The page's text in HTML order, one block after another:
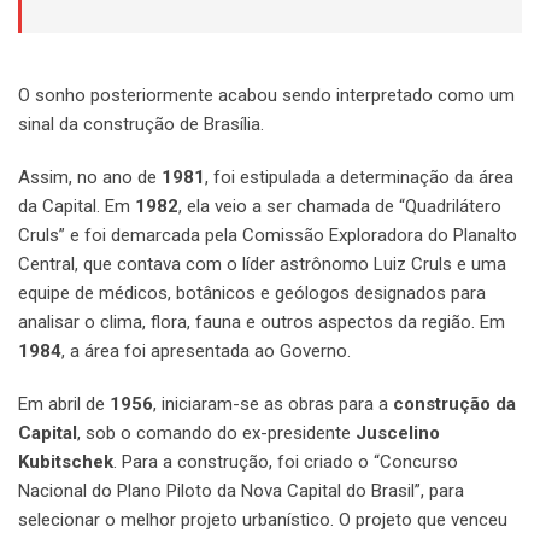
O sonho posteriormente acabou sendo interpretado como um
sinal da construção de Brasília.
Assim, no ano de 1981, foi estipulada a determinação da área
da Capital. Em 1982, ela veio a ser chamada de “Quadrilátero
Cruls” e foi demarcada pela Comissão Exploradora do Planalto
Central, que contava com o líder astrônomo Luiz Cruls e uma
equipe de médicos, botânicos e geólogos designados para
analisar o clima, flora, fauna e outros aspectos da região. Em
1984, a área foi apresentada ao Governo.
Em abril de 1956, iniciaram-se as obras para a construção da
Capital, sob o comando do ex-presidente Juscelino
Kubitschek. Para a construção, foi criado o “Concurso
Nacional do Plano Piloto da Nova Capital do Brasil”, para
selecionar o melhor projeto urbanístico. O projeto que venceu